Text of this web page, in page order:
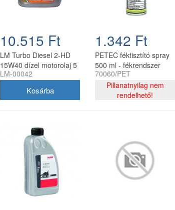
10.515 Ft
LM Turbo Diesel 2-HD
15W40 dízel motorolaj 5
liter
LM-00042
1.342 Ft
PETEC féktisztító spray
500 ml - fékrendszer
tisztító aeroszol
70060/PET
Pillanatnyilag nem
rendelhető!